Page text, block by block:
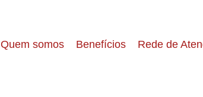
Quem somos Benefícios Rede de